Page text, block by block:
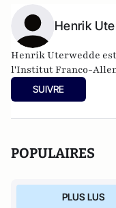
Henrik
Henrik Uterwedde
l'Institut Franco-
SUIVRE
POPULAIRES
PLUS LUS